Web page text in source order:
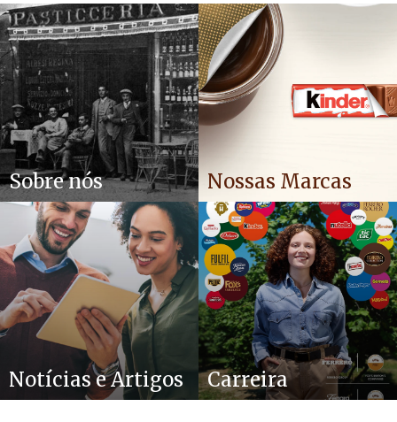
Sobre nós Nossas Marcas
Notícias e Artigos Carreira